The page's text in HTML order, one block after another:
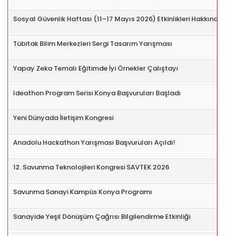
Sosyal Güvenlik Haftası (11–17 Mayıs 2026) Etkinlikleri Hakkında
Tübitak Bilim Merkezleri Sergi Tasarım Yarışması
Yapay Zeka Temalı Eğitimde İyi Örnekler Çalıştayı
Ideathon Program Serisi Konya Başvuruları Başladı
Yeni Dünyada İletişim Kongresi
Anadolu Hackathon Yarışması Başvuruları Açıldı!
12. Savunma Teknolojileri Kongresi SAVTEK 2026
Savunma Sanayi Kampüs Konya Programı
Sanayide Yeşil Dönüşüm Çağrısı Bilgilendirme Etkinliği